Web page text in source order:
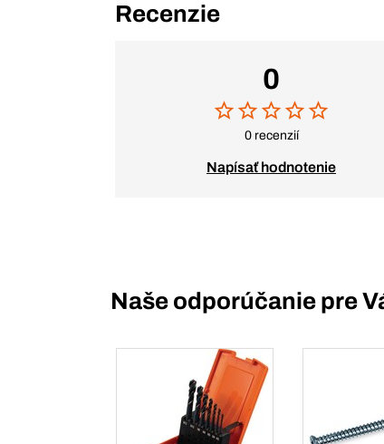
Recenzie
0
0 recenzií
Napísať hodnotenie
Naše odporúčanie pre